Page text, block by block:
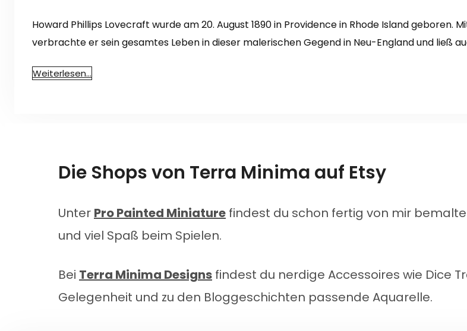
Howard Phillips Lovecraft wurde am 20. August 1890 in Providence in Rhode Island geboren.
verbrachte er sein gesamtes Leben in dieser malerischen Gegend in Neu-England und ließ
Weiterlesen…
Die Shops von Terra Minima auf Etsy
Unter Pro Painted Miniature findest du schon fertig von mir
und viel Spaß beim Spielen.
Bei Terra Minima Designs findest du nerdige Accessoires wie Dice
Gelegenheit und zu den Bloggeschichten passende Aquarelle.